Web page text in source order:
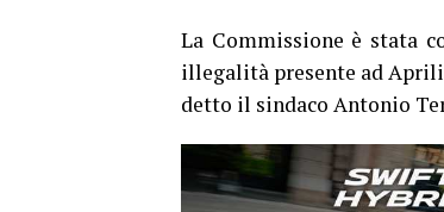
La Commissione è stata
illegalità presente ad
detto il sindaco Antonio